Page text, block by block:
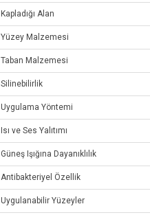
Kapladığı Alan
Yüzey Malzemesi
Taban Malzemesi
Silinebilirlik
Uygulama Yöntemi
Isı ve Ses Yalıtımı
Güneş Işığına Dayanıklılık
Antibakteriyel Özellik
Uygulanabilir Yüzeyler